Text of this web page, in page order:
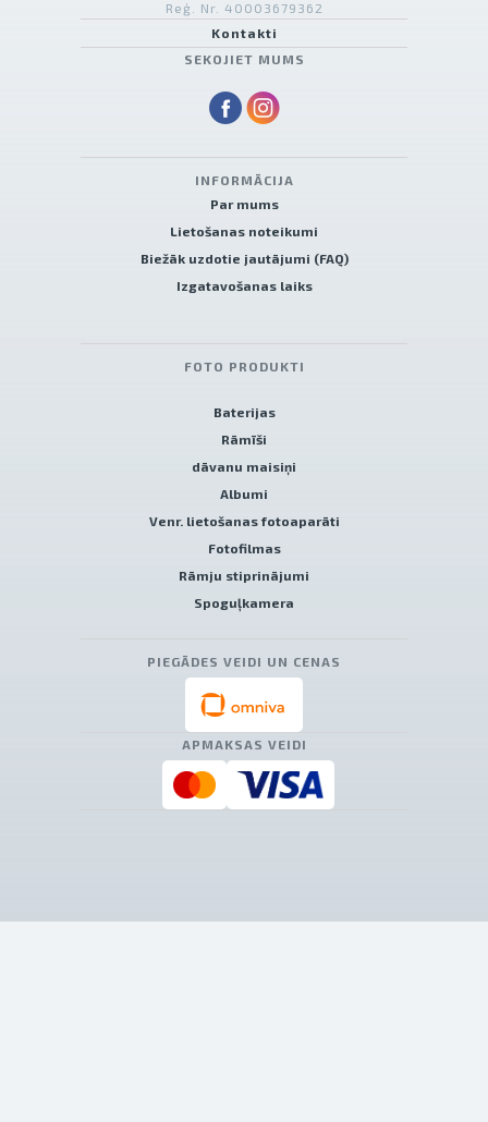
Reģ. Nr. 40003679362
Kontakti
SEKOJIET MUMS
INFORMĀCIJA
Par mums
Lietošanas noteikumi
Biežāk uzdotie jautājumi (FAQ)
Izgatavošanas laiks
FOTO PRODUKTI
Baterijas
Rāmīši
dāvanu maisiņi
Albumi
Venr. lietošanas fotoaparāti
Fotofilmas
Rāmju stiprinājumi
Spoguļkamera
PIEGĀDES VEIDI UN CENAS
APMAKSAS VEIDI